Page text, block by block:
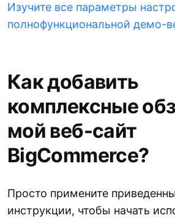
Изучите все параметры
полнофункциональной демо-
Как добавить
комплексные
мой веб-сайт
BigCommerce?
Просто примените
инструкции, чтобы начать